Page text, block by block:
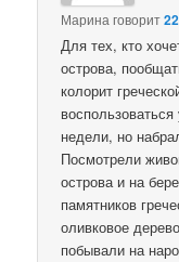
Марина говорит
Для тех, кто
острова,
колорит
недели, но
Посмотрели
острова и на
памятников
оливковое
побывали на